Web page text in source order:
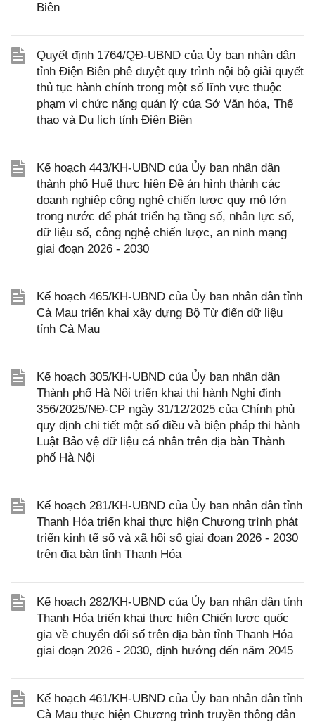
Biên
Quyết định 1764/QĐ-UBND của Ủy ban nhân dân
tỉnh Điện Biên phê duyệt quy trình nội bộ giải quyết
thủ tục hành chính trong một số lĩnh vực thuộc
phạm vi chức năng quản lý của Sở Văn hóa, Thể
thao và Du lịch tỉnh Điện Biên
Kế hoạch 443/KH-UBND của Ủy ban nhân dân
thành phố Huế thực hiện Đề án hình thành các
doanh nghiệp công nghệ chiến lược quy mô lớn
trong nước để phát triển hạ tầng số, nhân lực số,
dữ liệu số, công nghệ chiến lược, an ninh mạng
giai đoạn 2026 - 2030
Kế hoạch 465/KH-UBND của Ủy ban nhân dân tỉnh
Cà Mau triển khai xây dựng Bộ Từ điển dữ liệu
tỉnh Cà Mau
Kế hoạch 305/KH-UBND của Ủy ban nhân dân
Thành phố Hà Nội triển khai thi hành Nghị định
356/2025/NĐ-CP ngày 31/12/2025 của Chính phủ
quy định chi tiết một số điều và biện pháp thi hành
Luật Bảo vệ dữ liệu cá nhân trên địa bàn Thành
phố Hà Nội
Kế hoạch 281/KH-UBND của Ủy ban nhân dân tỉnh
Thanh Hóa triển khai thực hiện Chương trình phát
triển kinh tế số và xã hội số giai đoạn 2026 - 2030
trên địa bàn tỉnh Thanh Hóa
Kế hoạch 282/KH-UBND của Ủy ban nhân dân tỉnh
Thanh Hóa triển khai thực hiện Chiến lược quốc
gia về chuyển đổi số trên địa bàn tỉnh Thanh Hóa
giai đoạn 2026 - 2030, định hướng đến năm 2045
Kế hoạch 461/KH-UBND của Ủy ban nhân dân tỉnh
Cà Mau thực hiện Chương trình truyền thông dân